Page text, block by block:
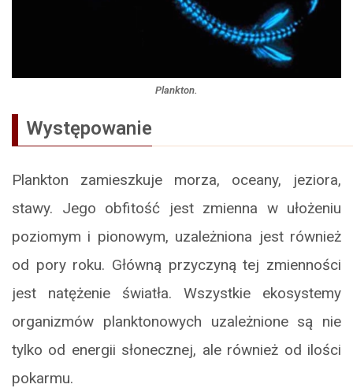
Plankton.
Występowanie
Plankton zamieszkuje morza, oceany, jeziora,
stawy. Jego obfitość jest zmienna w ułożeniu
poziomym i pionowym, uzależniona jest również
od pory roku. Główną przyczyną tej zmienności
jest natężenie światła. Wszystkie ekosystemy
organizmów planktonowych uzależnione są nie
tylko od energii słonecznej, ale również od ilości
pokarmu.